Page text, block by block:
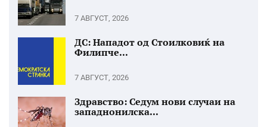
7 АВГУСТ, 2026
ДС: Нападот од Стоилковиќ на
Филипче...
7 АВГУСТ, 2026
Здравство: Седум нови случаи на
западнонилска...